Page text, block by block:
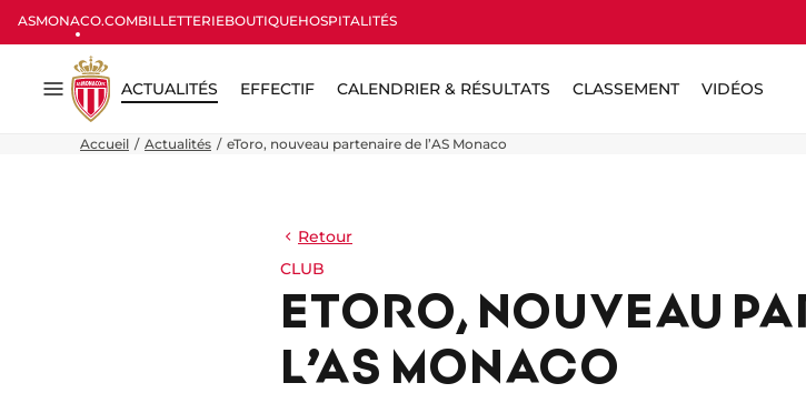
ASMONACO.COMBILLETTERIEBOUTIQUEHOSPITALITÉS
Menu
ACTUALITÉS EFFECTIF CALENDRIER & RÉSULTATS CLASSEMENT VIDÉOS
Accueil Actualités eToro, nouveau partenaire de l’AS Monaco
Retour
CLUB
ETORO, NOUVEAU
L’AS MONACO